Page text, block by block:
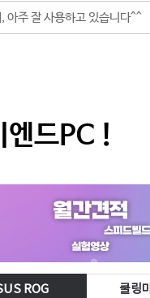
아주 잘 사용하고 있습니다^^
엔드PC !
ROG 쿨링